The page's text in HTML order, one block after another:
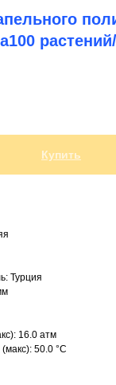
растений/
Купить
Турция
16.0 атм
50.0 °С